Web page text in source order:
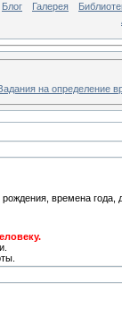
Блог Галерея
на определение
времена